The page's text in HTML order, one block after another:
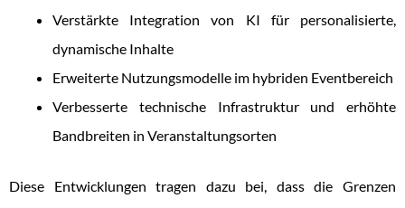
Verstärkte Integration von KI für personalisierte,
dynamische Inhalte
Erweiterte Nutzungsmodelle im hybriden Eventbereich
Verbesserte technische Infrastruktur und erhöhte
Bandbreiten in Veranstaltungsorten
Diese Entwicklungen tragen dazu bei, dass die Grenzen